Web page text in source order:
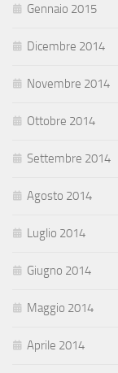
Gennaio 2015
Dicembre 2014
Novembre 2014
Ottobre 2014
Settembre 2014
Agosto 2014
Luglio 2014
Giugno 2014
Maggio 2014
Aprile 2014